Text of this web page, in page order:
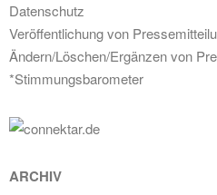
Datenschutz
Veröffentlichung von
Ändern/Löschen/Ergänzen von
*Stimmungsbarometer
ARCHIV